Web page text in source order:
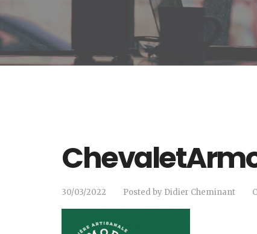
30/03/2022 Posted by Didier Cheminant